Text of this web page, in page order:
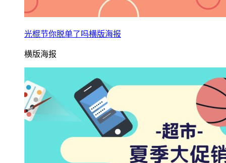
光棍节你脱单了吗横版海报
横版海报